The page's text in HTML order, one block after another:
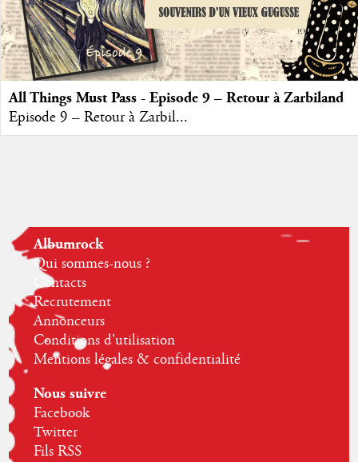
All Things Must Pass - Episode 9 – Retour à Zarbiland
Episode 9 – Retour à Zarbil...
Albumrock
Qui sommes-nous ?
Contacts
Recrutement
Annonceurs
Conditions d'utilisation
Mentions légales & confidentialité
Nous suivre
Facebook
Twitter
Fils RSS